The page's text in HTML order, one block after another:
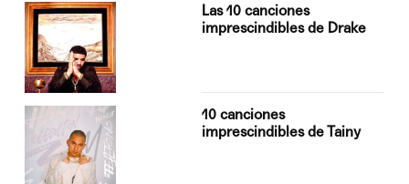
Las 10 canciones
imprescindibles de Drake
10 canciones
imprescindibles de Tainy